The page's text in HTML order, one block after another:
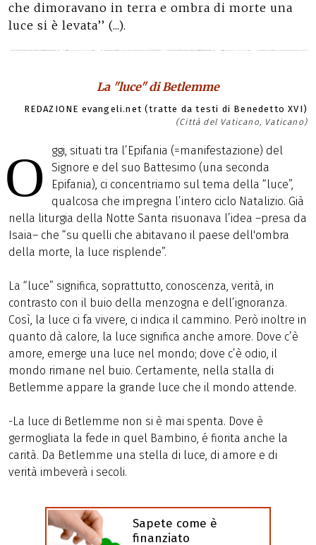
che dimoravano in terra e ombra di morte una
luce si è levata’’ (...).
La "luce" di Betlemme
REDAZIONE evangeli.net (tratte da testi di Benedetto XVI)
(Città del Vaticano, Vaticano)
O
ggi, situati tra l’Epifania (=manifestazione) del
Signore e del suo Battesimo (una seconda
Epifania), ci concentriamo sul tema della “luce”,
qualcosa che impregna l’intero ciclo Natalizio. Già
nella liturgia della Notte Santa risuonava l’idea –presa da
Isaia– che “su quelli che abitavano il paese dell'ombra
della morte, la luce risplende”.
La “luce” significa, soprattutto, conoscenza, verità, in
contrasto con il buio della menzogna e dell’ignoranza.
Così, la luce ci fa vivere, ci indica il cammino. Però inoltre in
quanto dà calore, la luce significa anche amore. Dove c’è
amore, emerge una luce nel mondo; dove c’è odio, il
mondo rimane nel buio. Certamente, nella stalla di
Betlemme appare la grande luce che il mondo attende.
-La luce di Betlemme non si è mai spenta. Dove è
germogliata la fede in quel Bambino, é fiorita anche la
carità. Da Betlemme una stella di luce, di amore e di
verità imbeverà i secoli.
Sapete come è
finanziato